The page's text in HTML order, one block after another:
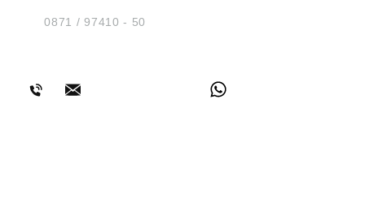
Tel.:0871 / 97410 - 50